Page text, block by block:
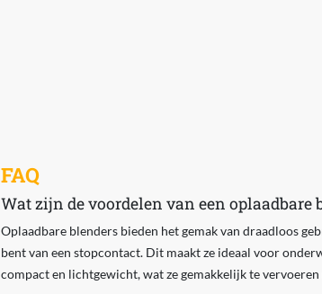
FAQ
Wat zijn de voordelen van een oplaadbare
Oplaadbare blenders bieden het gemak van draadloos
bent van een stopcontact. Dit maakt ze ideaal voor
compact en lichtgewicht, wat ze gemakkelijk te vervoeren